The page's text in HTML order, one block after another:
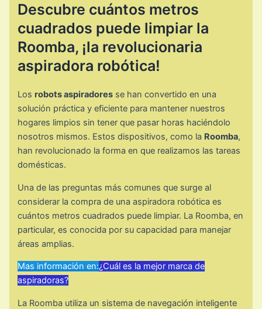
Descubre cuántos metros
cuadrados puede limpiar la
Roomba, ¡la revolucionaria
aspiradora robótica!
Los robots aspiradores se han convertido en una
solución práctica y eficiente para mantener nuestros
hogares limpios sin tener que pasar horas haciéndolo
nosotros mismos. Estos dispositivos, como la Roomba,
han revolucionado la forma en que realizamos las tareas
domésticas.
Una de las preguntas más comunes que surge al
considerar la compra de una aspiradora robótica es
cuántos metros cuadrados puede limpiar. La Roomba, en
particular, es conocida por su capacidad para manejar
áreas amplias.
Mas información en:¿Cuál es la mejor marca de
aspiradoras?
La Roomba utiliza un sistema de navegación inteligente